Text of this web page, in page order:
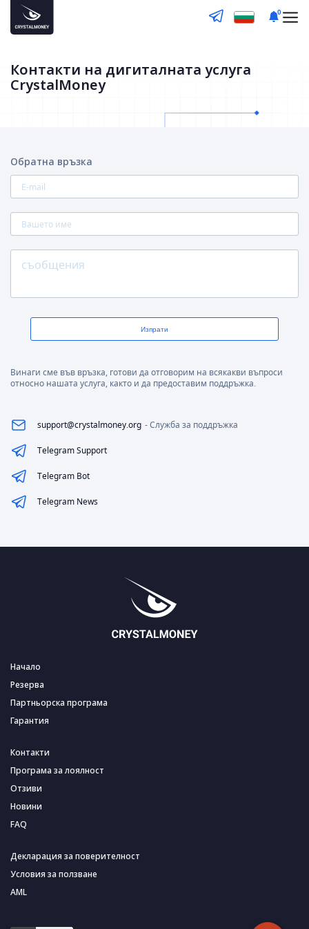
0
Контакти на дигиталната услуга
CrystalMoney
Обратна връзка
Изпрати
Винаги сме във връзка, готови да отговорим на всякакви въпроси
относно нашата услуга, както и да предоставим поддръжка.
support@crystalmoney.org - Служба за поддръжка
Telegram Support
Telegram Bot
Telegram News
Начало
Резерва
Партньорска програма
Гарантия
Контакти
Програма за лоялност
Отзиви
Новини
FAQ
Декларация за поверителност
Условия за ползване
AML